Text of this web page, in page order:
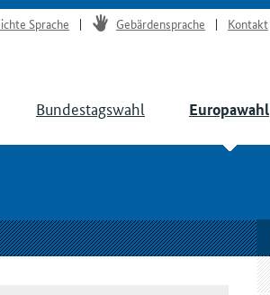
Sprache Gebärdensprache Kontakt
Bundestagswahl Europawahl